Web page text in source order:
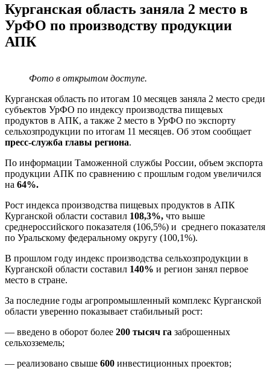
Курганская область заняла 2 место в
УрФО по производству продукции
АПК
Фото в открытом доступе.
Курганская область по итогам 10 месяцев заняла 2 место среди
субъектов УрФО по индексу производства пищевых
продуктов в АПК, а также 2 место в УрФО по экспорту
сельхозпродукции по итогам 11 месяцев. Об этом сообщает
пресс-служба главы региона.
По информации Таможенной службы России, объем экспорта
продукции АПК по сравнению с прошлым годом увеличился
на 64%.
Рост индекса производства пищевых продуктов в АПК
Курганской области составил 108,3%, что выше
среднероссийского показателя (106,5%) и среднего показателя
по Уральскому федеральному округу (100,1%).
В прошлом году индекс производства сельхозпродукции в
Курганской области составил 140% и регион занял первое
место в стране.
За последние годы агропромышленный комплекс Курганской
области уверенно показывает стабильный рост:
— введено в оборот более 200 тысяч га заброшенных
сельхозземель;
— реализовано свыше 600 инвестиционных проектов;